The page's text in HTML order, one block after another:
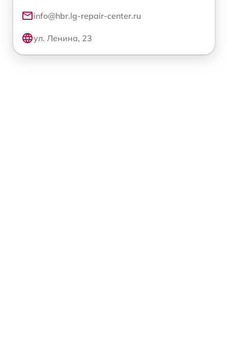
info@hbr.lg-repair-center.ru
ул. Ленина, 23